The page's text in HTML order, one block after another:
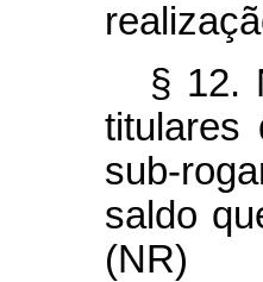
§ 12.
titulares
sub-
saldo
(NR)